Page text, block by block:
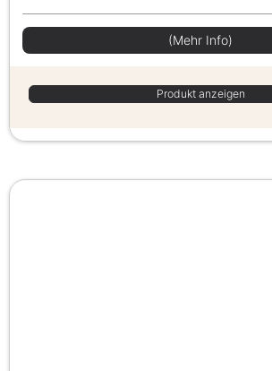
(Mehr Info)
Produkt anzeigen